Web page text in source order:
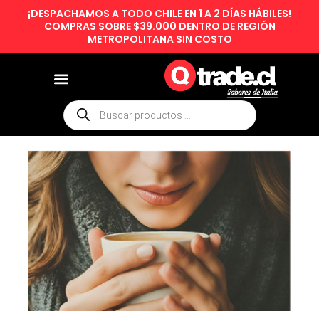
¡DESPACHAMOS A TODO CHILE EN 1 A 2 DÍAS HÁBILES!
COMPRAS SOBRE $39.000 DENTRO DE REGIÓN
METROPOLITANA SIN COSTO
Búsqueda
de
productos